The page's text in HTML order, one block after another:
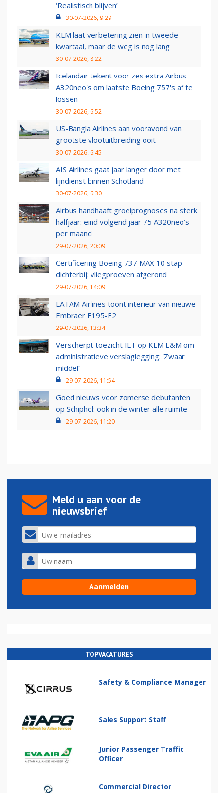
‘Realistisch blijven’
30-07-2026, 9:29
KLM laat verbetering zien in tweede
kwartaal, maar de weg is nog lang
30-07-2026, 8:22
Icelandair tekent voor zes extra Airbus
A320neo's om laatste Boeing 757's af te
lossen
30-07-2026, 6:52
US-Bangla Airlines aan vooravond van
grootste vlootuitbreiding ooit
30-07-2026, 6:45
AIS Airlines gaat jaar langer door met
lijndienst binnen Schotland
30-07-2026, 6:30
Airbus handhaaft groeiprognoses na sterk
halfjaar: eind volgend jaar 75 A320neo’s
per maand
29-07-2026, 20:09
Certificering Boeing 737 MAX 10 stap
dichterbij: vliegproeven afgerond
29-07-2026, 14:09
LATAM Airlines toont interieur van nieuwe
Embraer E195-E2
29-07-2026, 13:34
Verscherpt toezicht ILT op KLM E&M om
administratieve verslaglegging: ‘Zwaar
middel’
29-07-2026, 11:54
Goed nieuws voor zomerse debutanten
op Schiphol: ook in de winter alle ruimte
29-07-2026, 11:20
Meld u aan voor de
nieuwsbrief
TOPVACATURES
Safety & Compliance Manager
Sales Support Staff
Junior Passenger Traffic
Officer
Commercial Director